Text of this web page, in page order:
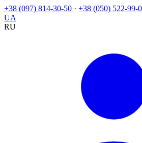
+38 (097) 814-30-50 · +38 (050) 522-99-
UA
RU